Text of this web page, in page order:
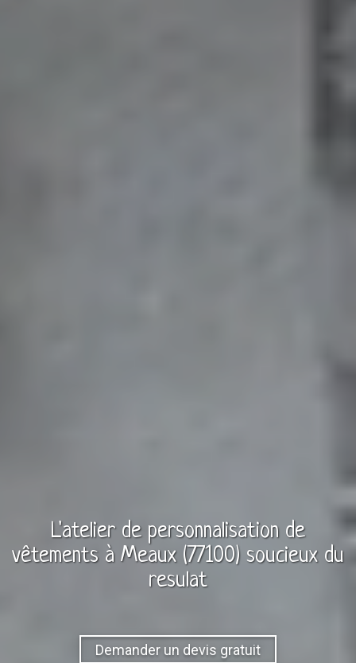
L'atelier de personnalisation de
vêtements à Meaux (77100)soucieux du
resulat
Demander un devis gratuit